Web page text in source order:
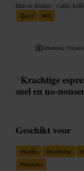
Eten en drinken •Cafés,
4,9
5
Afbeelding /
“Krachtige
snel en no-
Geschikt voor
#Koffie #Koffiebar #
#Sneleten